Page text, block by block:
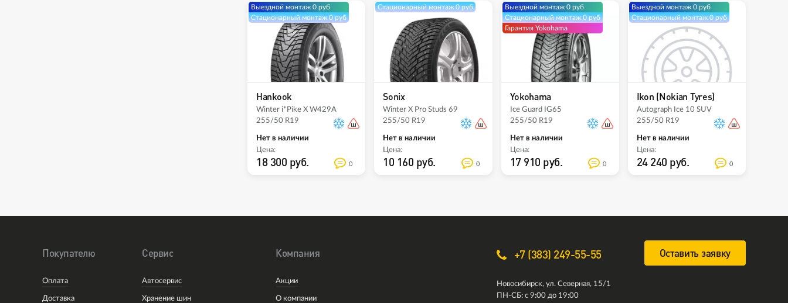
Выездной монтаж 0 руб
Стационарный монтаж 0 руб
Hankook
Winter i*Pike X W429A
255/50 R19
Нет в наличии
Цена:
18 300 руб. 0
Стационарный монтаж 0 руб
Sonix
Winter X Pro Studs 69
255/50 R19
Нет в наличии
Цена:
10 160 руб. 0
Выездной монтаж 0 руб
Стационарный монтаж 0 руб
Гарантия Yokohama
Yokohama
Ice Guard IG65
255/50 R19
Нет в наличии
Цена:
17 910 руб. 0
Выездной монтаж 0 руб
Стационарный монтаж 0 руб
Ikon (Nokian Tyres)
Autograph Ice 10 SUV
255/50 R19
Нет в наличии
Цена:
24 240 руб. 0
Покупателю
Оплата
Доставка
Сервис
Автосервис
Хранение шин
Компания
Акции
О компании
+7 (383) 249-55-55 Оставить заявку
Новосибирск, ул. Северная, 15/1
ПН-СБ: с 9:00 до 19:00